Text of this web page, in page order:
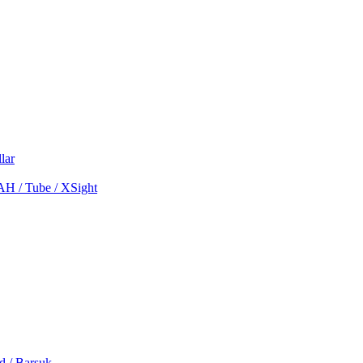
/ Tube / XSight